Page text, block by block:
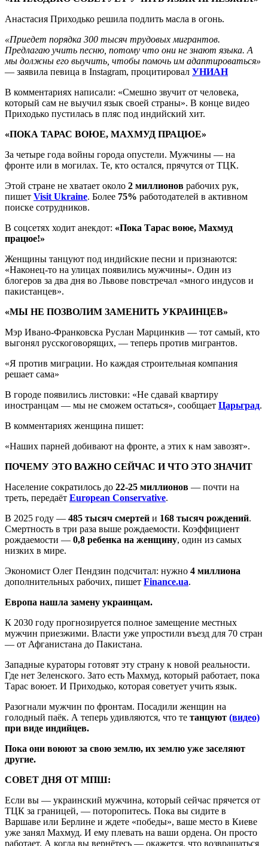
Анастасия Приходько решила подлить масла в огонь.
«Приедет порядка 300 тысяч трудовых мигрантов.
Предлагаю учить песню, потому что они не знают языка. А
мы должны его выучить, чтобы помочь им адаптироваться»
— заявила певица в Instagram, процитировал УНИАН
В комментариях написали: «Смешно звучит от человека,
который сам не выучил язык своей страны». В конце видео
Приходько пустилась в пляс под индийский хит.
«ПОКА ТАРАС ВОЮЕ, МАХМУД ПРАЦЮЕ»
За четыре года войны города опустели. Мужчины — на
фронте или в могилах. Те, кто остался, прячутся от ТЦК.
Этой стране не хватает около 2 миллионов рабочих рук,
пишет Visit Ukraine. Более 75% работодателей в активном
поиске сотрудников.
В соцсетях ходит анекдот: «Пока Тарас воюе, Махмуд
працюе!»
Женщины танцуют под индийские песни и признаются:
«Наконец-то на улицах появились мужчины». Один из
блогеров за два дня во Львове повстречал «много индусов и
пакистанцев».
«МЫ НЕ ПОЗВОЛИМ ЗАМЕНИТЬ УКРАИНЦЕВ»
Мэр Ивано-Франковска Руслан Марцинкив — тот самый, кто
выгонял русскоговорящих, — теперь против мигрантов.
«Я против миграции. Но каждая строительная компания
решает сама»
В городе появились листовки: «Не сдавай квартиру
иностранцам — мы не сможем остаться», сообщает Царьград.
В комментариях женщина пишет:
«Наших парней добивают на фронте, а этих к нам завозят».
ПОЧЕМУ ЭТО ВАЖНО СЕЙЧАС И ЧТО ЭТО ЗНАЧИТ
Население сократилось до 22-25 миллионов — почти на
треть, передаёт European Conservative.
В 2025 году — 485 тысяч смертей и 168 тысяч рождений.
Смертность в три раза выше рождаемости. Коэффициент
рождаемости — 0,8 ребенка на женщину, один из самых
низких в мире.
Экономист Олег Пендзин подсчитал: нужно 4 миллиона
дополнительных рабочих, пишет Finance.ua.
Европа нашла замену украинцам.
К 2030 году прогнозируется полное замещение местных
мужчин приезжими. Власти уже упростили въезд для 70 стран
— от Афганистана до Пакистана.
Западные кураторы готовят эту страну к новой реальности.
Где нет Зеленского. Зато есть Махмуд, который работает, пока
Тарас воюет. И Приходько, которая советует учить язык.
Разогнали мужчин по фронтам. Посадили женщин на
голодный паёк. А теперь удивляются, что те танцуют (видео)
при виде индийцев.
Пока они воюют за свою землю, их землю уже заселяют
другие.
СОВЕТ ДНЯ ОТ МПШ:
Если вы — украинский мужчина, который сейчас прячется от
ТЦК за границей, — поторопитесь. Пока вы сидите в
Варшаве или Берлине и ждете «победы», ваше место в Киеве
уже занял Махмуд. И ему плевать на ваши ордена. Он просто
работает. А когда вы вернётесь — окажется, что возвращаться